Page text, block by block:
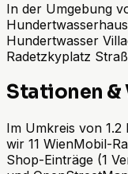
In der Umgebung
Hundertwasser
Radetzkyplatz
Stationen &
Im Umkreis von
wir 11 WienMobil-
Shop-Einträge (1